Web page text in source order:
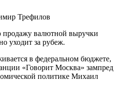
Трефилов
продажу валютной выручки
уходит за рубеж.
в федеральном бюджете,
«Говорит Москва» зампред
политике Михаил